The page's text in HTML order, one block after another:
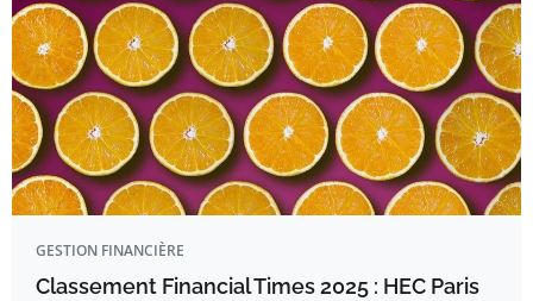
GESTION FINANCIÈRE
Classement Financial Times 2025 : HEC Paris